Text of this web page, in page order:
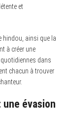
et
hindou, ainsi que la
à créer une
dans
chacun à trouver
une évasion